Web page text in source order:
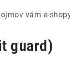
vám e-
guard)